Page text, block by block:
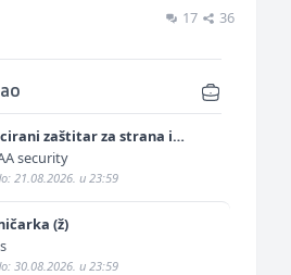
17 36
zaštitar za strana i
predstavništva (m/ž)
security
21.08.2026. u 23:59
(ž)
30.08.2026. u 23:59